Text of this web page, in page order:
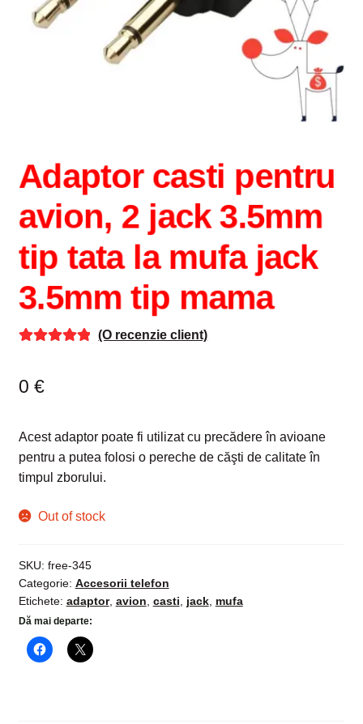
Adaptor casti pentru
avion, 2 jack 3.5mm
tip tata la mufa jack
3.5mm tip mama
baza unei
evaluări
(O recenzie client)
0 €
Acest adaptor poate fi utilizat cu precădere în avioane
pentru a putea folosi o pereche de căşti de calitate în
timpul zborului.
Out of stock
SKU: free-345
Categorie: Accesorii telefon
Etichete: adaptor, avion, casti, jack, mufa
Dă mai departe: